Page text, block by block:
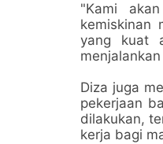
"Kami
kemiskinan
yang kuat
Diza juga
pekerjaan
dilakukan,
kerja bagi